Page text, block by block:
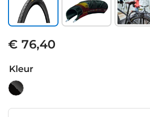
€ 76,40
Kleur